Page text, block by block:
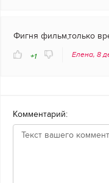
Фигня фильм,только
+1 Елена, 8
Комментарий: